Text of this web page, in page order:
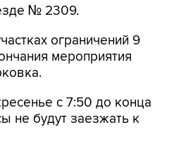
№ 2309.
ограничений 9
мероприятия
с 7:50 до конца
не будут заезжать к